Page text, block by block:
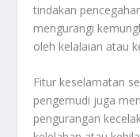
tindakan
mengurangi
oleh kelalaian atau
Fitur keselamatan
pengemudi juga
pengurangan